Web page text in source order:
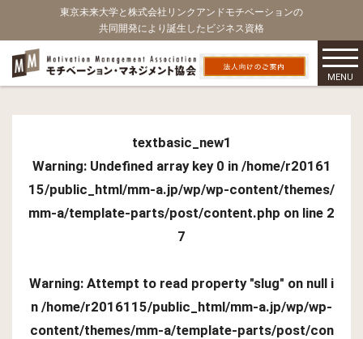
東京未来大学と株式会社リンクアンドモチベーションの
共同開発により誕生したビジネス資格
MENU
textbasic_new1
Warning: Undefined array key 0 in /home/r20161
15/public_html/mm-a.jp/wp/wp-content/themes/
mm-a/template-parts/post/content.php on line 2
7
Warning: Attempt to read property "slug" on null i
n /home/r2016115/public_html/mm-a.jp/wp/wp-
content/themes/mm-a/template-parts/post/con